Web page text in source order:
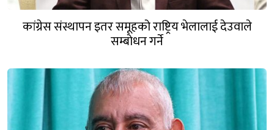
कांग्रेस संस्थापन इतर समूहको राष्ट्रिय भेलालाई देउवाले
सम्बोधन गर्ने